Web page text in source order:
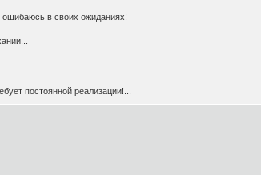
в своих ожиданиях!
постоянной реализации!...